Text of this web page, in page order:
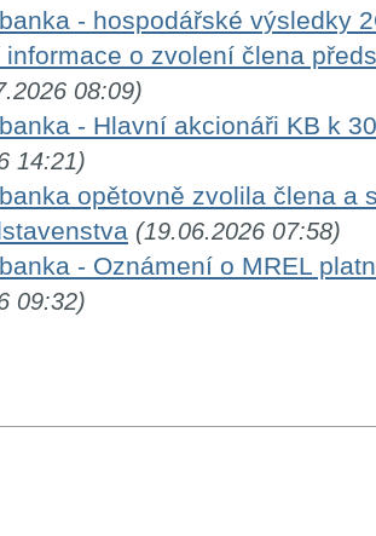
- hospodářské výsledky
informace o zvolení člena
08:09)
- Hlavní akcionáři KB k
14:21)
opětovně zvolila člena a
(19.06.2026 07:58)
- Oznámení o MREL
09:32)